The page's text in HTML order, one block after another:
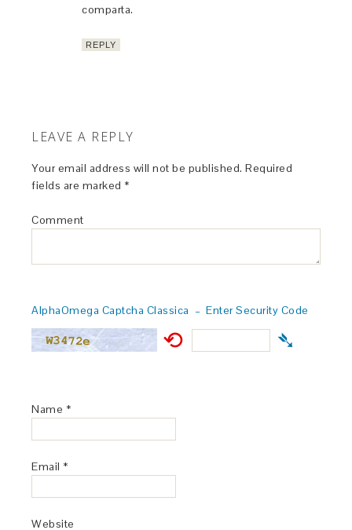
comparta.
REPLY
LEAVE A REPLY
Your email address will not be published. Required
fields are marked *
Comment
AlphaOmega Captcha Classica – Enter Security Code
⟲ ➴
Name *
Email *
Website